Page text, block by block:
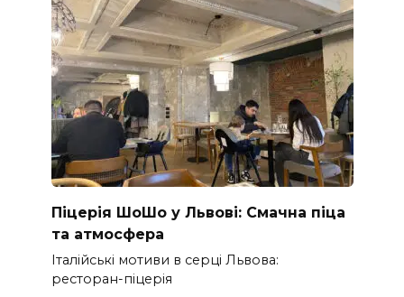
Піцерія ШоШо у Львові: Смачна піца
та атмосфера
Італійські мотиви в серці Львова:
ресторан-піцерія